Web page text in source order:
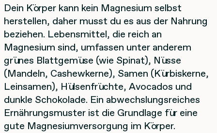
Dein Körper kann kein Magnesium selbst
herstellen, daher musst du es aus der Nahrung
beziehen. Lebensmittel, die reich an
Magnesium sind, umfassen unter anderem
grünes Blattgemüse (wie Spinat), Nüsse
(Mandeln, Cashewkerne), Samen (Kürbiskerne,
Leinsamen), Hülsenfrüchte, Avocados und
dunkle Schokolade. Ein abwechslungsreiches
Ernährungsmuster ist die Grundlage für eine
gute Magnesiumversorgung im Körper.